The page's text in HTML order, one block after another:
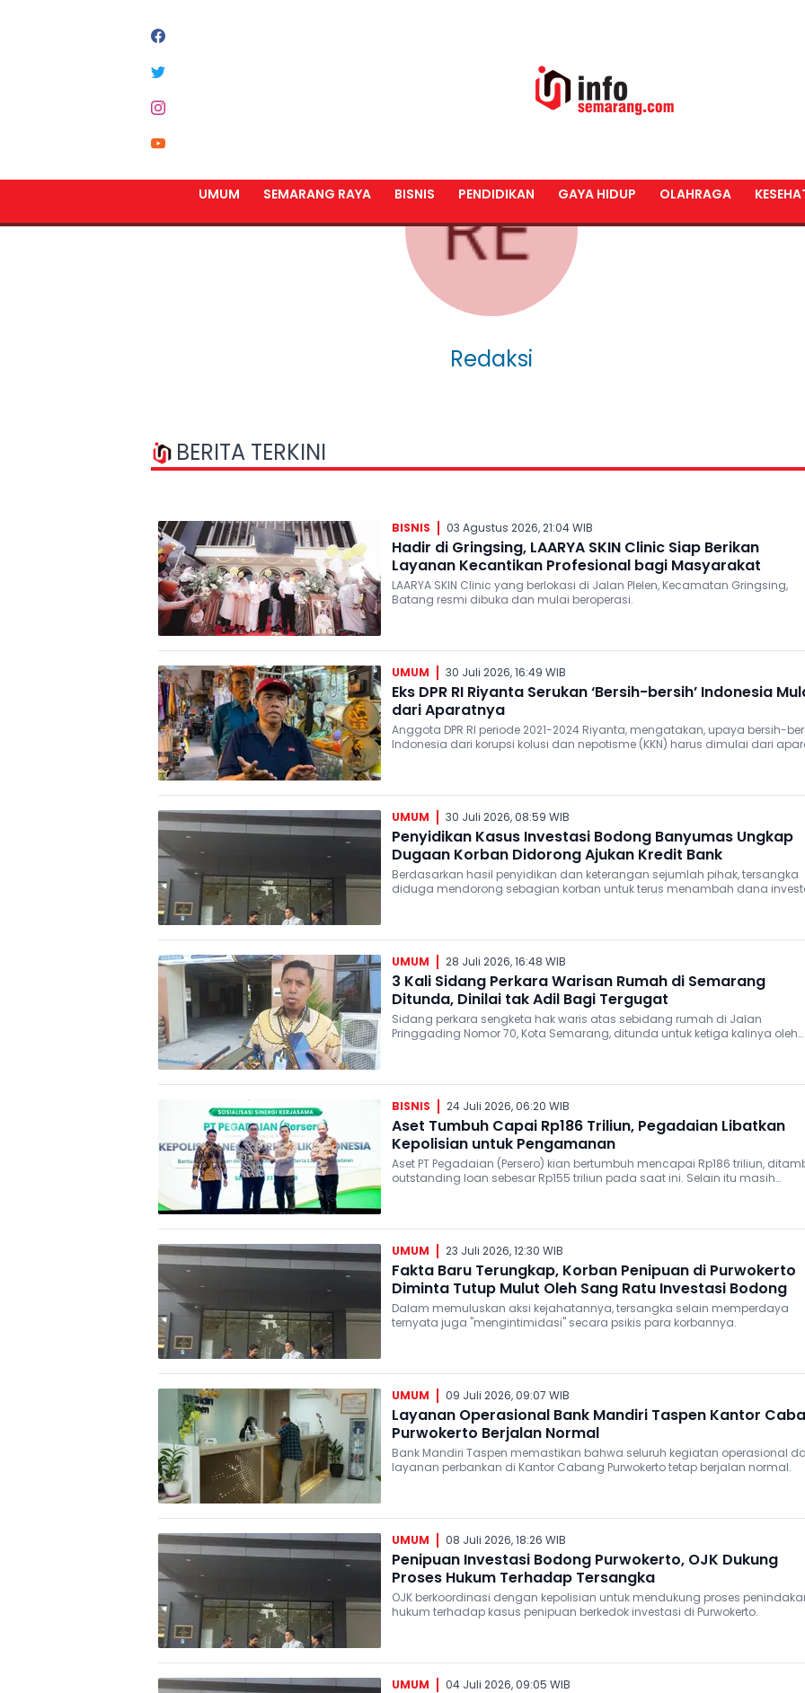
UMUM SEMARANG RAYA BISNIS PENDIDIKAN GAYA HIDUP OLAHRAGA
Redaksi
BERITA TERKINI
BISNIS 03 Agustus 2026, 21:04 WIB
Hadir di Gringsing, LAARYA SKIN Clinic Siap Berikan
Layanan Kecantikan Profesional bagi Masyarakat
LAARYA SKIN Clinic yang berlokasi di Jalan Plelen, Kecamatan Gringsing,
Batang resmi dibuka dan mulai beroperasi.
UMUM 30 Juli 2026, 16:49 WIB
Eks DPR RI Riyanta Serukan ‘Bersih-bersih’ Indonesia
dari Aparatnya
Anggota DPR RI periode 2021-2024 Riyanta, mengatakan, upaya bersih-
Indonesia dari korupsi kolusi dan nepotisme (KKN) harus dimulai dari
UMUM 30 Juli 2026, 08:59 WIB
Penyidikan Kasus Investasi Bodong Banyumas Ungkap
Dugaan Korban Didorong Ajukan Kredit Bank
Berdasarkan hasil penyidikan dan keterangan sejumlah pihak, tersangka
diduga mendorong sebagian korban untuk terus menambah dana
UMUM 28 Juli 2026, 16:48 WIB
3 Kali Sidang Perkara Warisan Rumah di Semarang
Ditunda, Dinilai tak Adil Bagi Tergugat
Sidang perkara sengketa hak waris atas sebidang rumah di Jalan
Pringgading Nomor 70, Kota Semarang, ditunda untuk ketiga kalinya oleh
BISNIS 24 Juli 2026, 06:20 WIB
Aset Tumbuh Capai Rp186 Triliun, Pegadaian Libatkan
Kepolisian untuk Pengamanan
Aset PT Pegadaian (Persero) kian bertumbuh mencapai Rp186 triliun,
outstanding loan sebesar Rp155 triliun pada saat ini. Selain itu masih
UMUM 23 Juli 2026, 12:30 WIB
Fakta Baru Terungkap, Korban Penipuan di Purwokerto
Diminta Tutup Mulut Oleh Sang Ratu Investasi Bodong
Dalam memuluskan aksi kejahatannya, tersangka selain memperdaya
ternyata juga "mengintimidasi" secara psikis para korbannya.
UMUM 09 Juli 2026, 09:07 WIB
Layanan Operasional Bank Mandiri Taspen Kantor
Purwokerto Berjalan Normal
Bank Mandiri Taspen memastikan bahwa seluruh kegiatan operasional
layanan perbankan di Kantor Cabang Purwokerto tetap berjalan normal.
UMUM 08 Juli 2026, 18:26 WIB
Penipuan Investasi Bodong Purwokerto, OJK Dukung
Proses Hukum Terhadap Tersangka
OJK berkoordinasi dengan kepolisian untuk mendukung proses penindakan
hukum terhadap kasus penipuan berkedok investasi di Purwokerto.
UMUM 04 Juli 2026, 09:05 WIB